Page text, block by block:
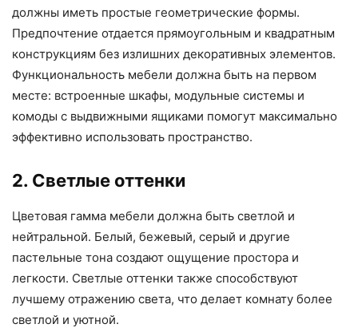
должны иметь простые геометрические формы.
Предпочтение отдается прямоугольным и квадратным
конструкциям без излишних декоративных элементов.
Функциональность мебели должна быть на первом
месте: встроенные шкафы, модульные системы и
комоды с выдвижными ящиками помогут максимально
эффективно использовать пространство.
2. Светлые оттенки
Цветовая гамма мебели должна быть светлой и
нейтральной. Белый, бежевый, серый и другие
пастельные тона создают ощущение простора и
легкости. Светлые оттенки также способствуют
лучшему отражению света, что делает комнату более
светлой и уютной.